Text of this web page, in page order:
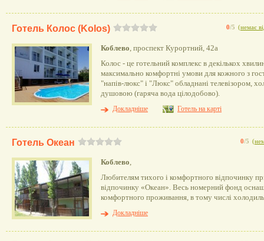
0/5 (немає
Готель Колос (Kolos)
Коблево, проспект Курортний, 42а
Колос - це готельний комплекс в декількох
максимально комфортні умови для кожного з
"напів-люкс" і "Люкс" обладнані телевізором,
душовою (гаряча вода цілодобово).
Докладніше
Готель на карті
0/5 (
Готель Океан
Коблево,
Любителям тихого і комфортного відпочинку
відпочинку «Океан». Весь номерний фонд
комфортного проживання, в тому числі
Докладніше